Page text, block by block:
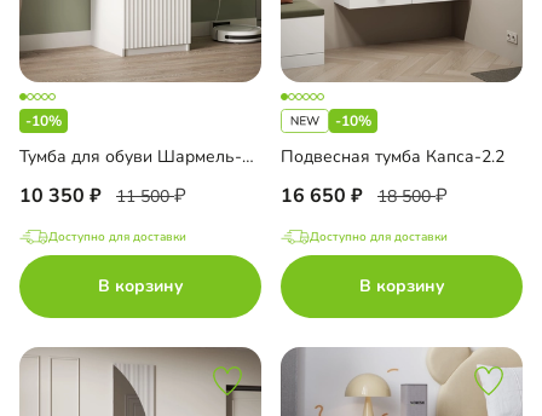
-10%
Тумба для обуви Шармель-1 Лайф
10 350 11 500
Доступно для доставки
В корзину
-10%
Подвесная тумба Капса-2.2
16 650 18 500
Доступно для доставки
В корзину